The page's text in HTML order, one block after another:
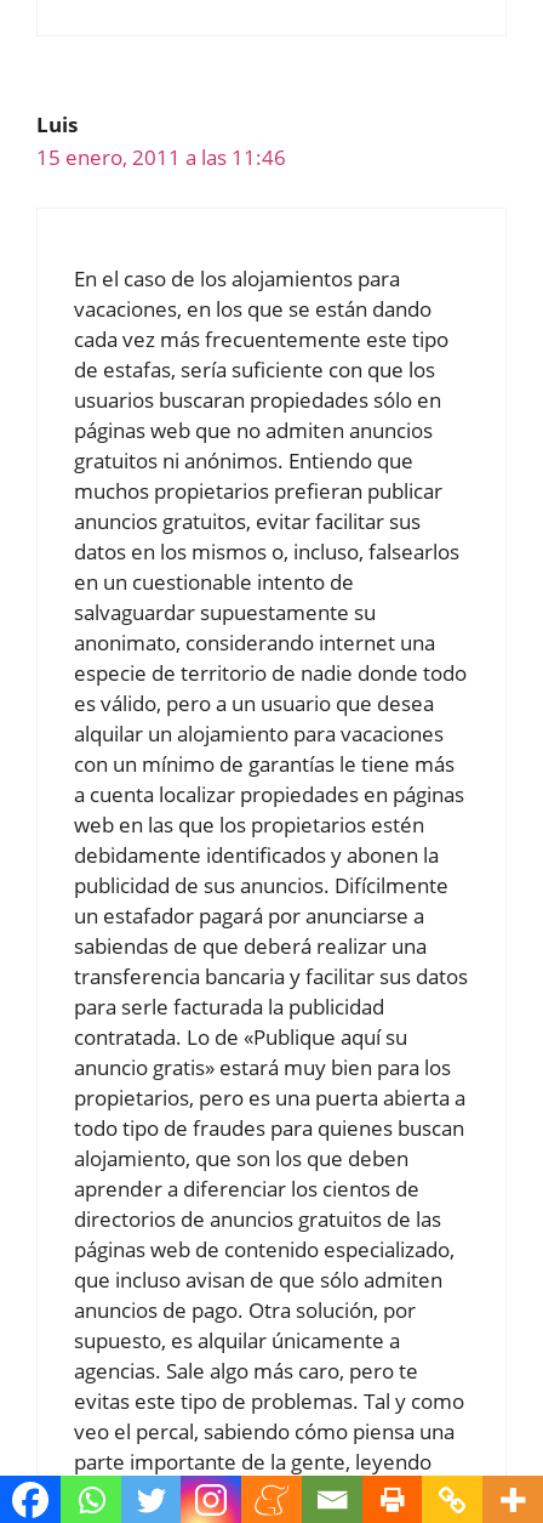
Luis
15 enero, 2011 a las 11:46
En el caso de los alojamientos para
vacaciones, en los que se están dando
cada vez más frecuentemente este tipo
de estafas, sería suficiente con que los
usuarios buscaran propiedades sólo en
páginas web que no admiten anuncios
gratuitos ni anónimos. Entiendo que
muchos propietarios prefieran publicar
anuncios gratuitos, evitar facilitar sus
datos en los mismos o, incluso, falsearlos
en un cuestionable intento de
salvaguardar supuestamente su
anonimato, considerando internet una
especie de territorio de nadie donde todo
es válido, pero a un usuario que desea
alquilar un alojamiento para vacaciones
con un mínimo de garantías le tiene más
a cuenta localizar propiedades en páginas
web en las que los propietarios estén
debidamente identificados y abonen la
publicidad de sus anuncios. Difícilmente
un estafador pagará por anunciarse a
sabiendas de que deberá realizar una
transferencia bancaria y facilitar sus datos
para serle facturada la publicidad
contratada. Lo de «Publique aquí su
anuncio gratis» estará muy bien para los
propietarios, pero es una puerta abierta a
todo tipo de fraudes para quienes buscan
alojamiento, que son los que deben
aprender a diferenciar los cientos de
directorios de anuncios gratuitos de las
páginas web de contenido especializado,
que incluso avisan de que sólo admiten
anuncios de pago. Otra solución, por
supuesto, es alquilar únicamente a
agencias. Sale algo más caro, pero te
evitas este tipo de problemas. Tal y como
veo el percal, sabiendo cómo piensa una
parte importante de la gente, leyendo
comentarios en internet, etc., no me fio